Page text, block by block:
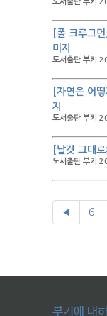
도서출판 부키
[폴 크루그
미지
도서출판 부키
[자연은 어
지
도서출판 부키
[날것 그대
도서출판 부키
◀ 6
부키에 대